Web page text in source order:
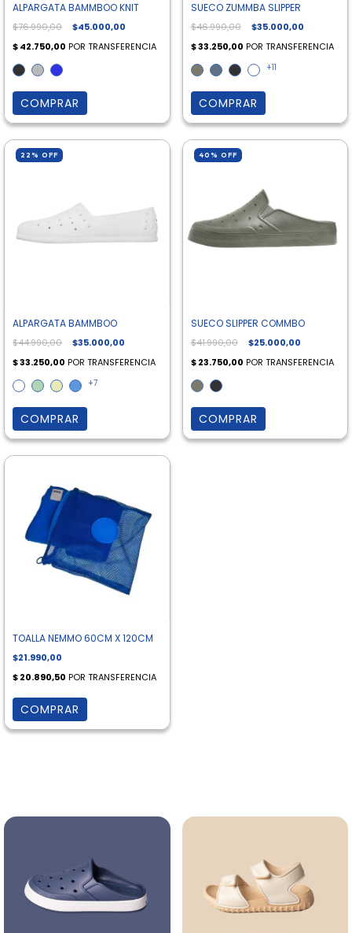
ALPARGATA BAMMBOO KNIT
$76.990,00 $45.000,00
COMPRAR
SUECO ZUMMBA SLIPPER
$46.990,00 $35.000,00
+11
COMPRAR
22 % OFF
ALPARGATA BAMMBOO
$44.990,00 $35.000,00
+7
COMPRAR
40 % OFF
SUECO SLIPPER COMMBO
$41.990,00 $25.000,00
COMPRAR
TOALLA NEMMO 60CM X 120CM
$21.990,00
COMPRAR